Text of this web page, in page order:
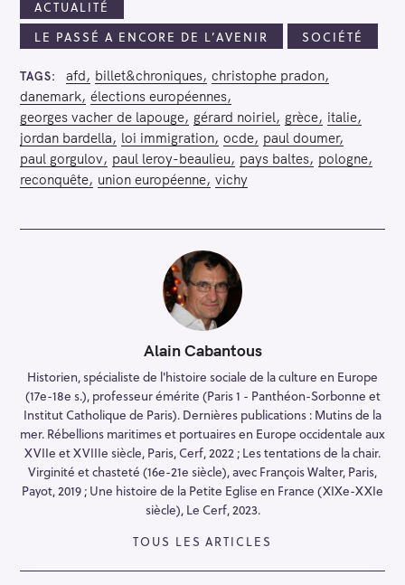
ACTUALITÉ
LE PASSÉ A ENCORE DE L’AVENIR
SOCIÉTÉ
TAGS afd billet&chroniques christophe pradon
danemark élections européennes
georges vacher de lapouge gérard noiriel grèce italie
jordan bardella
loi immigration ocde paul doumer
paul gorgulov
paul leroy-beaulieu pays baltes pologne
reconquête union européenne vichy
Alain Cabantous
Historien, spécialiste de l'histoire sociale de la culture en Europe
(17e-18e s.), professeur émérite (Paris 1 - Panthéon-Sorbonne et
Institut Catholique de Paris). Dernières publications : Mutins de la
mer. Rébellions maritimes et portuaires en Europe occidentale aux
XVIIe et XVIIIe siècle, Paris, Cerf, 2022 ; Les tentations de la chair.
Virginité et chasteté (16e-21e siècle), avec François Walter, Paris,
Payot, 2019 ; Une histoire de la Petite Eglise en France (XIXe-XXIe
siècle), Le Cerf, 2023.
TOUS LES ARTICLES